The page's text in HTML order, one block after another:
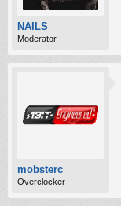
NAILS
Moderator
mobsterc
Overclocker